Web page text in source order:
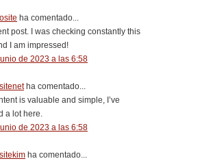
ha comentado...
post. I was checking constantly this
I am impressed!
de 2023 a las 6:58
ha comentado...
is valuable and simple, I’ve
a lot here.
de 2023 a las 6:58
ha comentado...